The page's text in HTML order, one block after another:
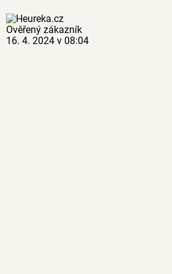
Ověřený zákazník
16. 4. 2024 v 08:04